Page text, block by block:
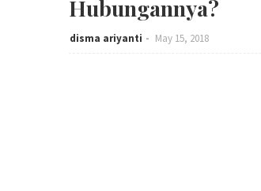
Hubungannya?
disma ariyanti May 15, 2018